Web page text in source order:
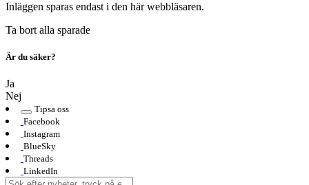
Inläggen sparas endast i den här webbläsaren.
Ta bort alla sparade
Är du säker?
Ja
Nej
Tipsa oss
Facebook
Instagram
BlueSky
Threads
LinkedIn